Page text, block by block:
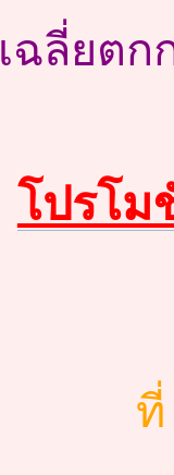
เฉลี่ยตก
โปรโม